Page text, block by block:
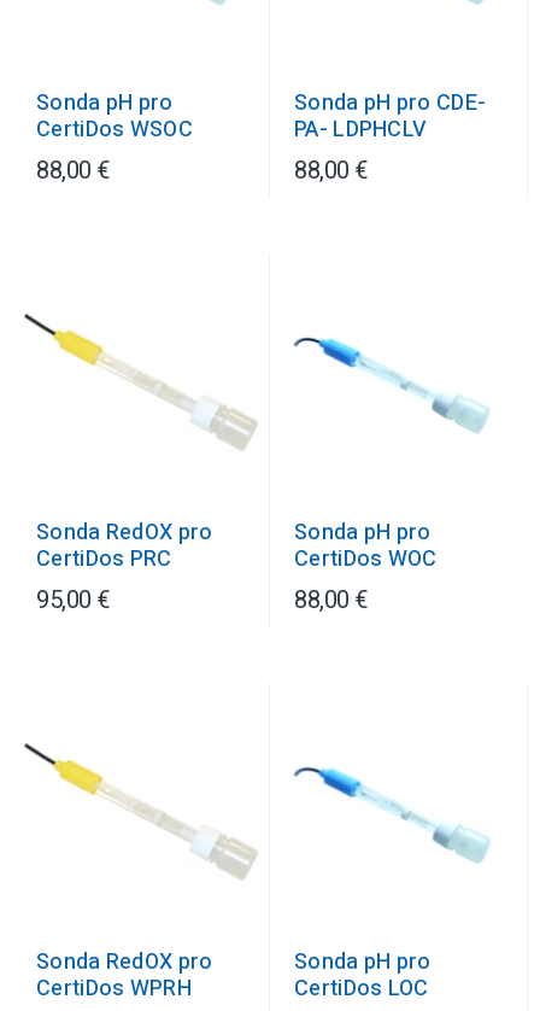
Sonda pH pro
CertiDos WSOC
88,00 €
Sonda pH pro CDE-
PA- LDPHCLV
88,00 €
Sonda RedOX pro
CertiDos PRC
95,00 €
Sonda pH pro
CertiDos WOC
88,00 €
Sonda RedOX pro
CertiDos WPRH
Sonda pH pro
CertiDos LOC